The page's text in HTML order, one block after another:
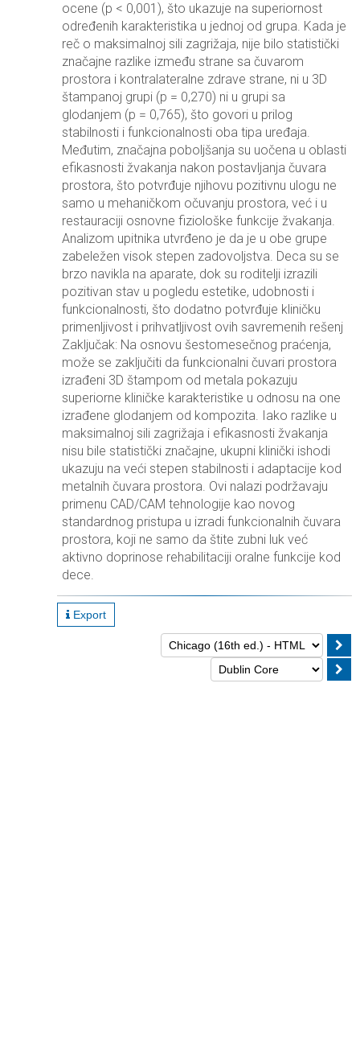
ocene (p < 0,001), što ukazuje na superiornost
određenih karakteristika u jednoj od grupa. Kada je
reč o maksimalnoj sili zagrižaja, nije bilo statistički
značajne razlike između strane sa čuvarom
prostora i kontralateralne zdrave strane, ni u 3D
štampanoj grupi (p = 0,270) ni u grupi sa
glodanjem (p = 0,765), što govori u prilog
stabilnosti i funkcionalnosti oba tipa uređaja.
Međutim, značajna poboljšanja su uočena u oblasti
efikasnosti žvakanja nakon postavljanja čuvara
prostora, što potvrđuje njihovu pozitivnu ulogu ne
samo u mehaničkom očuvanju prostora, već i u
restauraciji osnovne fiziološke funkcije žvakanja.
Analizom upitnika utvrđeno je da je u obe grupe
zabeležen visok stepen zadovoljstva. Deca su se
brzo navikla na aparate, dok su roditelji izrazili
pozitivan stav u pogledu estetike, udobnosti i
funkcionalnosti, što dodatno potvrđuje kliničku
primenljivost i prihvatljivost ovih savremenih rešenj
Zaključak: Na osnovu šestomesečnog praćenja,
može se zaključiti da funkcionalni čuvari prostora
izrađeni 3D štampom od metala pokazuju
superiorne kliničke karakteristike u odnosu na one
izrađene glodanjem od kompozita. Iako razlike u
maksimalnoj sili zagrižaja i efikasnosti žvakanja
nisu bile statistički značajne, ukupni klinički ishodi
ukazuju na veći stepen stabilnosti i adaptacije kod
metalnih čuvara prostora. Ovi nalazi podržavaju
primenu CAD/CAM tehnologije kao novog
standardnog pristupa u izradi funkcionalnih čuvara
prostora, koji ne samo da štite zubni luk već
aktivno doprinose rehabilitaciji oralne funkcije kod
dece.
Export